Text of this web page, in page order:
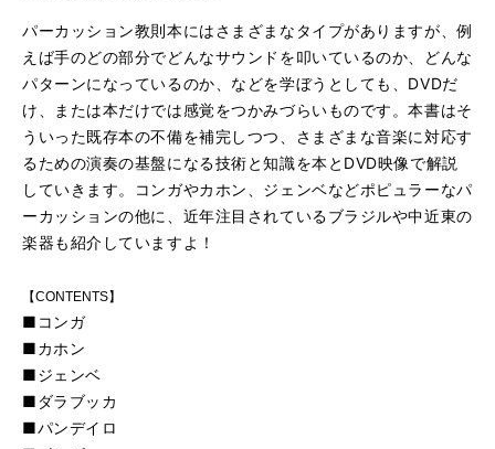
パーカッション教則本にはさまざまなタイプがありますが、例
えば手のどの部分でどんなサウンドを叩いているのか、どんな
パターンになっているのか、などを学ぼうとしても、DVDだ
け、または本だけでは感覚をつかみづらいものです。本書はそ
ういった既存本の不備を補完しつつ、さまざまな音楽に対応す
るための演奏の基盤になる技術と知識を本とDVD映像で解説
していきます。コンガやカホン、ジェンベなどポピュラーなパ
ーカッションの他に、近年注目されているブラジルや中近東の
楽器も紹介していますよ！
【CONTENTS】
■コンガ
■カホン
■ジェンベ
■ダラブッカ
■パンデイロ